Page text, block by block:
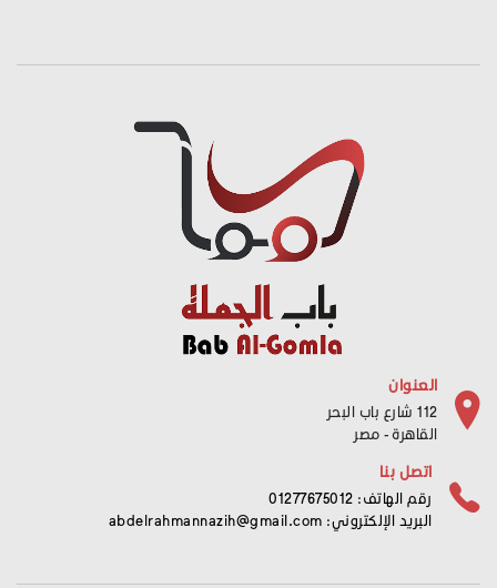
العنوان
112 شارع باب البحر
القاهرة - مصر
اتصل بنا
رقم الهاتف: 01277675012
البريد الإلكتروني: abdelrahmannazih@gmail.com